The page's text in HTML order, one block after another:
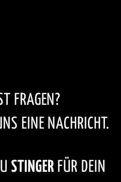
FRAGEN?
EINE NACHRICHT.
STINGER FÜR DEIN